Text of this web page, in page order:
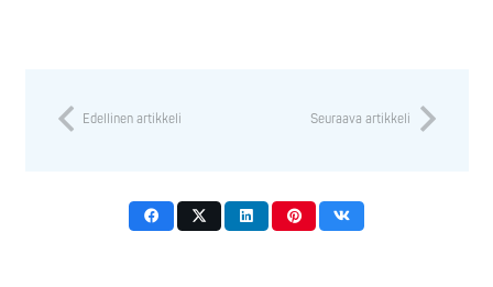
Edellinen artikkeli Seuraava artikkeli